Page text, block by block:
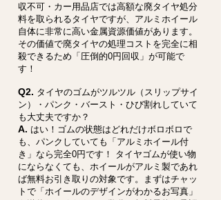
収不可・カー用品店では高額な廃タイヤ処分
料を取られるタイヤですが、アルミホイール
自体に非常に高い金属資源価値があります。
その価値で廃タイヤの処理コストを完全に相
殺できるため「圧倒的0円回収」が可能で
す！
Q2. タイヤのゴムがツルツル（スリップサイ
ン）・パンク・バースト・ひび割れしていて
も大丈夫ですか？
A. はい！ゴムの状態はどれだけボロボロで
も、パンクしていても「アルミホイール付
き」なら完全0円です！ タイヤゴムが使い物
にならなくても、ホイールがアルミ製であれ
ば無料お引き取りの対象です。まずはチャッ
トで「ホイールのデザインがわかるお写真」